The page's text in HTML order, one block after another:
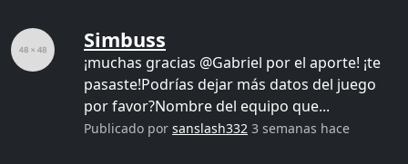
Simbuss
¡muchas gracias @Gabriel por el aporte! ¡te
pasaste!Podrías dejar más datos del juego
por favor?Nombre del equipo que...
Publicado por sanslash332 3 semanas hace